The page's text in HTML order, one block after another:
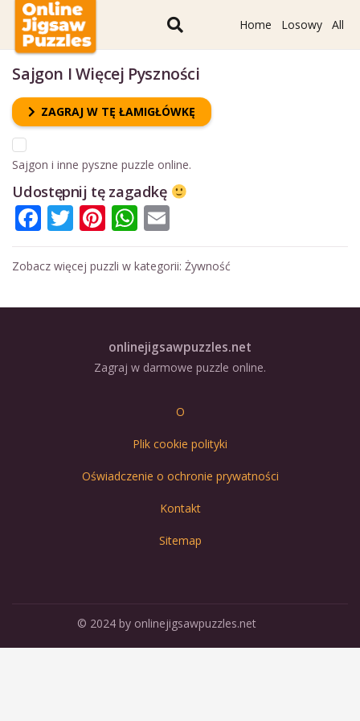
Home Losowy All
Sajgon I Więcej Pyszności
ZAGRAJ W TĘ ŁAMIGŁÓWKĘ
Sajgon i inne pyszne puzzle online.
Udostępnij tę zagadkę
Facebook
Twitter
Pinterest
WhatsApp
Zobacz więcej puzzli w kategorii:Żywność
onlinejigsawpuzzles.net
Zagraj w darmowe puzzle online.
O
Plik cookie polityki
Oświadczenie o ochronie prywatności
Kontakt
Sitemap
© 2024 by onlinejigsawpuzzles.net